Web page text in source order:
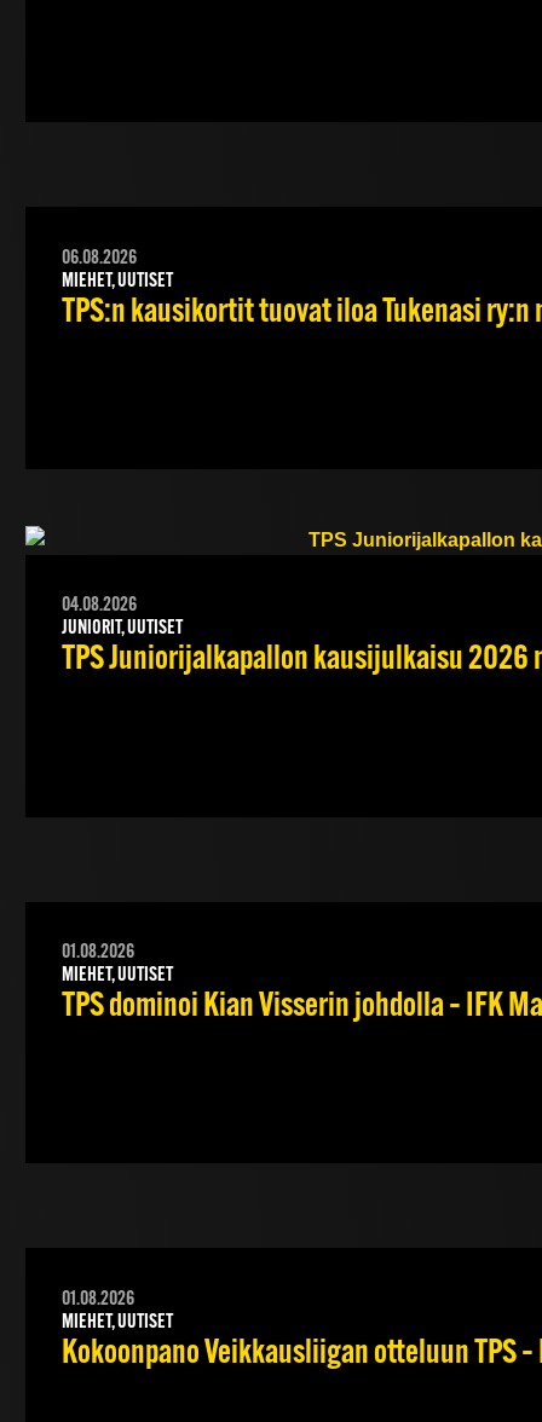
06.08.2026
MIEHET, UUTISET
TPS:n kausikortit tuovat iloa Tukenasi
04.08.2026
JUNIORIT, UUTISET
TPS Juniorijalkapallon kausijulkaisu 2026
01.08.2026
MIEHET, UUTISET
TPS dominoi Kian Visserin johdolla – IFK
01.08.2026
MIEHET, UUTISET
Kokoonpano Veikkausliigan otteluun TPS